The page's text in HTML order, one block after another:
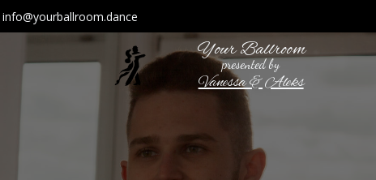
info@yourballroom.dance
Your Ballroom
presented by
Vanessa & Aleks